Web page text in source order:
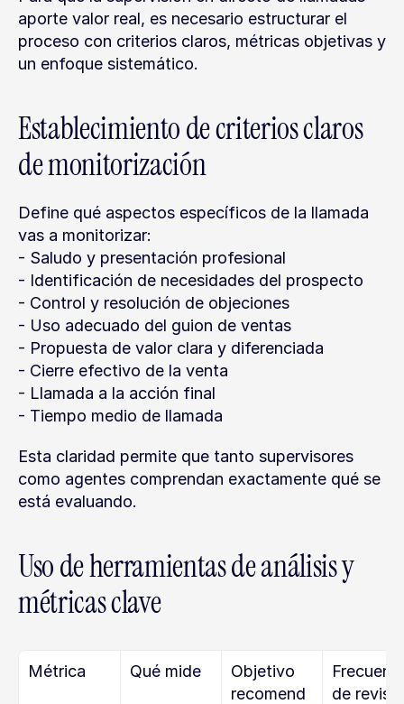
aporte valor real, es necesario estructurar el
proceso con criterios claros, métricas objetivas y
un enfoque sistemático.
Establecimiento de criterios claros
de monitorización
Define qué aspectos específicos de la llamada
vas a monitorizar:
- Saludo y presentación profesional
- Identificación de necesidades del prospecto
- Control y resolución de objeciones
- Uso adecuado del guion de ventas
- Propuesta de valor clara y diferenciada
- Cierre efectivo de la venta
- Llamada a la acción final
- Tiempo medio de llamada
Esta claridad permite que tanto supervisores
como agentes comprendan exactamente qué se
está evaluando.
Uso de herramientas de análisis y
métricas clave
Métrica Qué mide
Objetivo
recomend
de